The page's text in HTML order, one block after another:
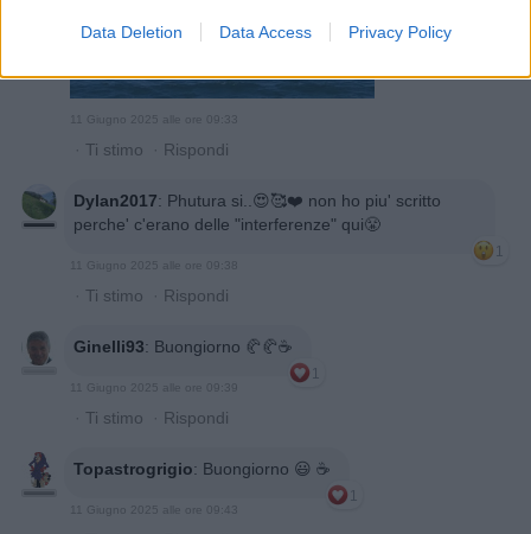
Data Deletion Data Access Privacy Policy
11 Giugno 2025 alle ore 09:33
· Ti stimo · Rispondi
Dylan2017: Phutura si..😍🥰❤️ non ho piu' scritto
perche' c'erano delle "interferenze" qui😤
1
11 Giugno 2025 alle ore 09:38
· Ti stimo · Rispondi
Ginelli93: Buongiorno 🥐🥐☕️
1
11 Giugno 2025 alle ore 09:39
· Ti stimo · Rispondi
Topastrogrigio: Buongiorno 😃 ☕️
1
11 Giugno 2025 alle ore 09:43